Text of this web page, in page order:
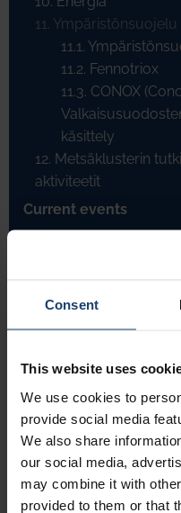
Consent
This website uses
We use cookies to
provide social media
We also share
our social media,
may combine it with
provided to them or that
11. Ympäristönsuojelu
11.1.
11.2. Fennotriox
11.3. CONOX
käsittely
12. Metsäklusterin
aktiviteetit
Current events